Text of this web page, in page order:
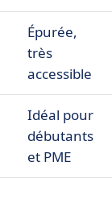
Épurée,
très
accessible
Idéal pour
débutants
et PME